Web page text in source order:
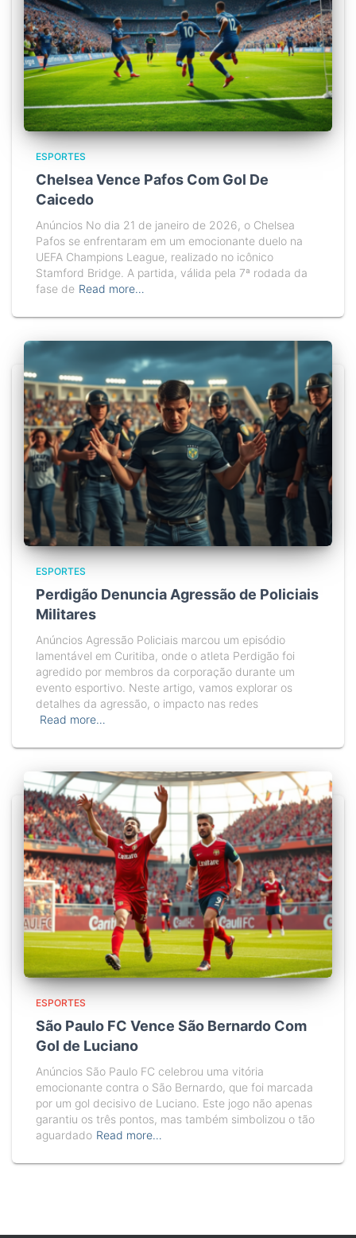
ESPORTES
Chelsea Vence Pafos Com Gol De
Caicedo
Anúncios No dia 21 de janeiro de 2026, o Chelsea
Pafos se enfrentaram em um emocionante duelo na
UEFA Champions League, realizado no icônico
Stamford Bridge. A partida, válida pela 7ª rodada da
fase de Read more…
ESPORTES
Perdigão Denuncia Agressão de Policiais
Militares
Anúncios Agressão Policiais marcou um episódio
lamentável em Curitiba, onde o atleta Perdigão foi
agredido por membros da corporação durante um
evento esportivo. Neste artigo, vamos explorar os
detalhes da agressão, o impacto nas redes
Read more…
ESPORTES
São Paulo FC Vence São Bernardo Com
Gol de Luciano
Anúncios São Paulo FC celebrou uma vitória
emocionante contra o São Bernardo, que foi marcada
por um gol decisivo de Luciano. Este jogo não apenas
garantiu os três pontos, mas também simbolizou o tão
aguardado Read more…